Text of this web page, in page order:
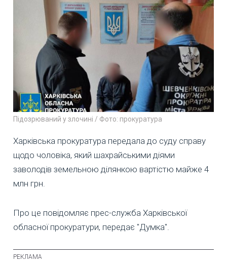
Підозрюваний у злочині / Фото: прокуратура
Харківська прокуратура передала до суду справу
щодо чоловіка, який шахрайськими діями
заволодів земельною ділянкою вартістю майже 4
млн грн.
Про це повідомляє прес-служба Харківської
обласної прокуратури, передає "Думка".